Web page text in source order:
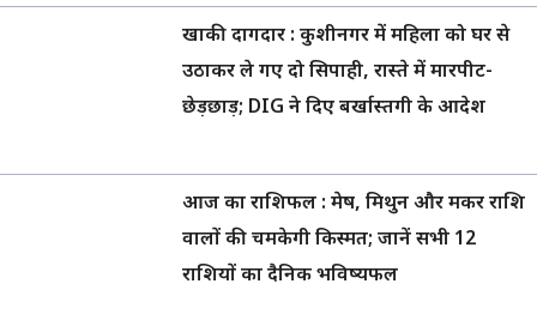
खाकी दागदार : कुशीनगर में महिला को घर से
उठाकर ले गए दो सिपाही, रास्ते में मारपीट-
छेड़छाड़; DIG ने दिए बर्खास्तगी के आदेश
आज का राशिफल : मेष, मिथुन और मकर राशि
वालों की चमकेगी किस्मत; जानें सभी 12
राशियों का दैनिक भविष्यफल